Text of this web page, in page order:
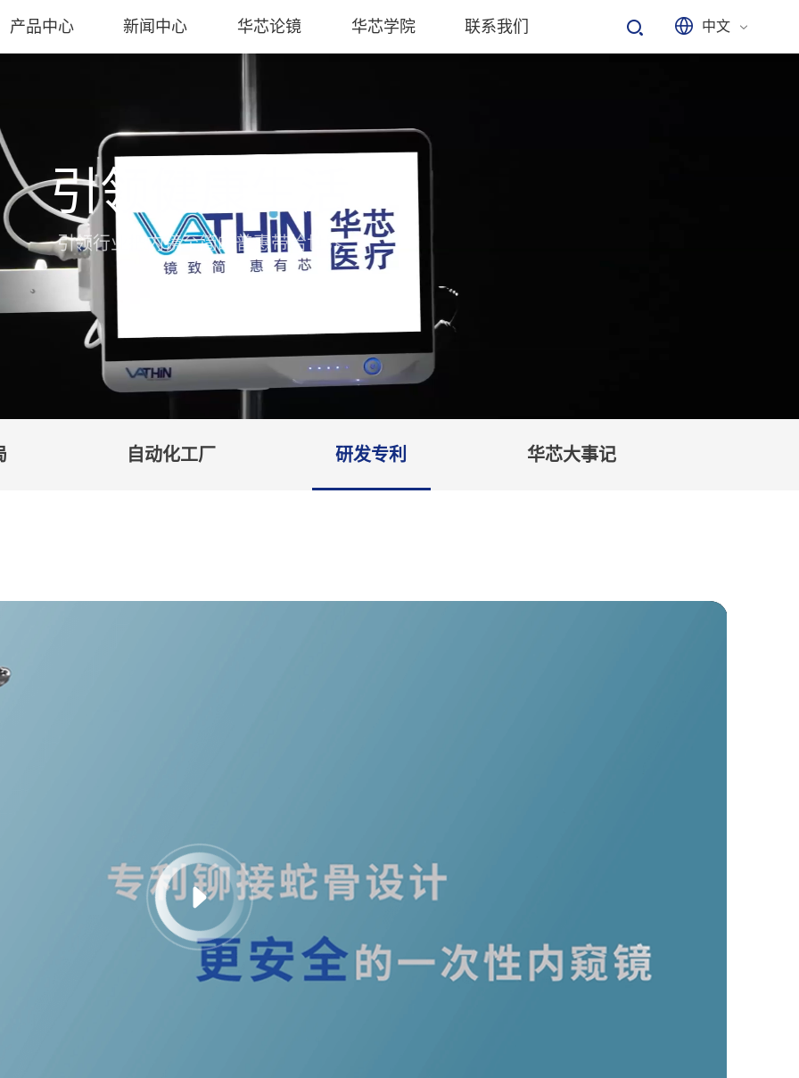
中文
产品中心 新闻中心 华芯论镜 华芯学院 联系我们
引领健康生活
引领行业把内镜至简的普惠带给世界
自动化工厂 研发专利 华芯大事记